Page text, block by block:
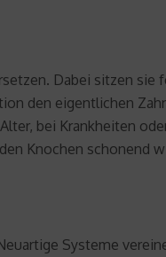
Dabei sitzen
den eigentlichen
bei Krankheiten
Knochen schonend
Systeme